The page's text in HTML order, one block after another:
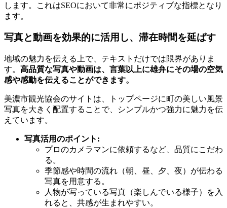
します。これはSEOにおいて非常にポジティブな指標となり
ます。
写真と動画を効果的に活用し、滞在時間を延ばす
地域の魅力を伝える上で、テキストだけでは限界がありま
す。 高品質な写真や動画は、言葉以上に雄弁にその場の空気
感や感動を伝えることができます。
美濃市観光協会のサイトは、トップページに町の美しい風景
写真を大きく配置することで、シンプルかつ強力に魅力を伝
えています。
写真活用のポイント:
プロのカメラマンに依頼するなど、品質にこだわ
る。
季節感や時間の流れ（朝、昼、夕、夜）が伝わる
写真を用意する。
人物が写っている写真（楽しんでいる様子）を入
れると、共感が生まれやすい。